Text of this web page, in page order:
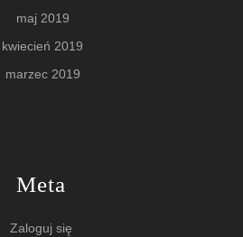
maj 2019
kwiecień 2019
marzec 2019
Meta
Zaloguj się